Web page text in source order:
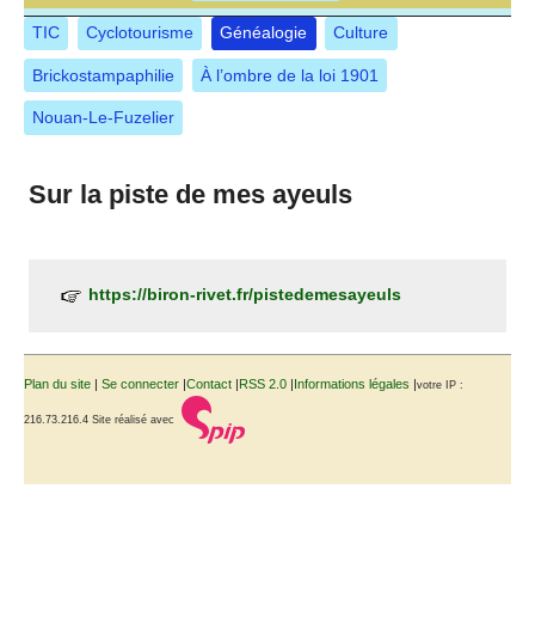
TIC Cyclotourisme Généalogie Culture
Brickostampaphilie À l’ombre de la loi 1901
Nouan-Le-Fuzelier
Sur la piste de mes ayeuls
https://biron-rivet.fr/pistedemesayeuls
Plan du site Se connecter Contact RSS 2.0 Informations légales votre IP :
216.73.216.4 Site réalisé avec